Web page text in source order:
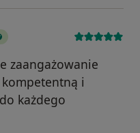
zaangażowanie
kompetentną i
każdego